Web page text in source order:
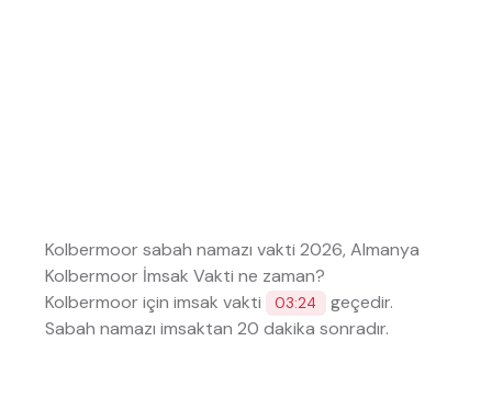
Kolbermoor sabah namazı vakti 2026, Almanya
Kolbermoor İmsak Vakti ne zaman?
Kolbermoor için imsak vakti
03:24
geçedir.
Sabah namazı imsaktan 20 dakika sonradır.